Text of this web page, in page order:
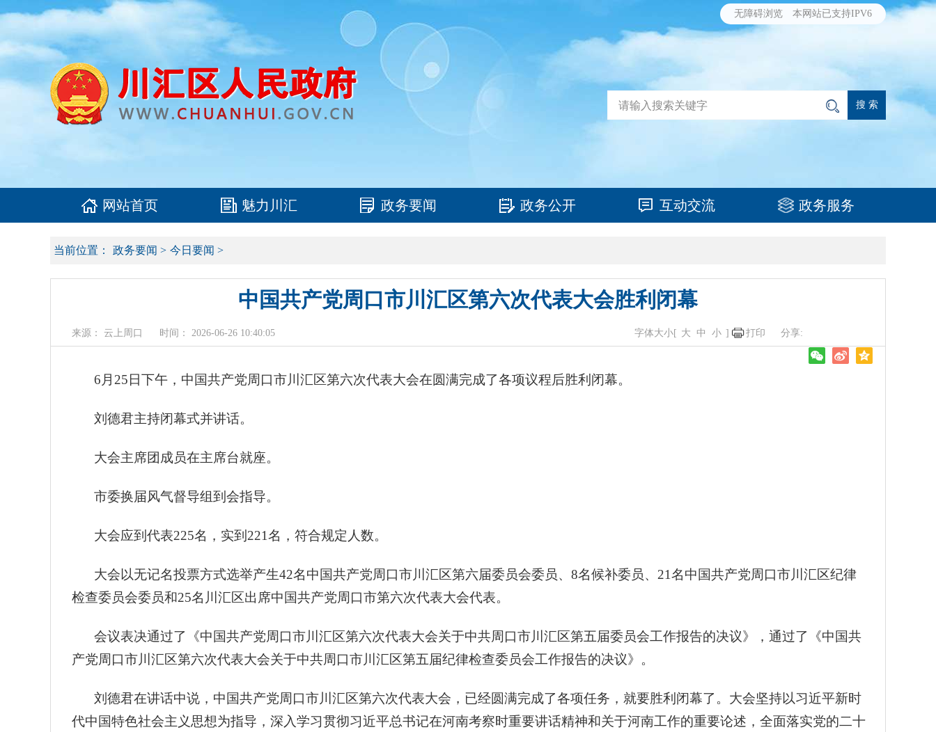
无障碍浏览 本网站已支持IPV6
网站首页 魅力川汇 政务要闻 政务公开 互动交流 政务服务
当前位置： 政务要闻 > 今日要闻 >
中国共产党周口市川汇区第六次代表大会胜利闭幕
来源： 云上周口 时间： 2026-06-26 10:40:05 字体大小[ 大 中 小 ] 打印
6月25日下午，中国共产党周口市川汇区第六次代表大会在圆满完成了各项议程后胜利闭幕。
刘德君主持闭幕式并讲话。
大会主席团成员在主席台就座。
市委换届风气督导组到会指导。
大会应到代表225名，实到221名，符合规定人数。
大会以无记名投票方式选举产生42名中国共产党周口市川汇区第六届委员会委员、8名候补委员、21名中国共产党周口市川汇区纪律
检查委员会委员和25名川汇区出席中国共产党周口市第六次代表大会代表。
会议表决通过了《中国共产党周口市川汇区第六次代表大会关于中共周口市川汇区第五届委员会工作报告的决议》，通过了《中国共
产党周口市川汇区第六次代表大会关于中共周口市川汇区第五届纪律检查委员会工作报告的决议》。
刘德君在讲话中说，中国共产党周口市川汇区第六次代表大会，已经圆满完成了各项任务，就要胜利闭幕了。大会坚持以习近平新时
代中国特色社会主义思想为指导，深入学习贯彻习近平总书记在河南考察时重要讲话精神和关于河南工作的重要论述，全面落实党的二十